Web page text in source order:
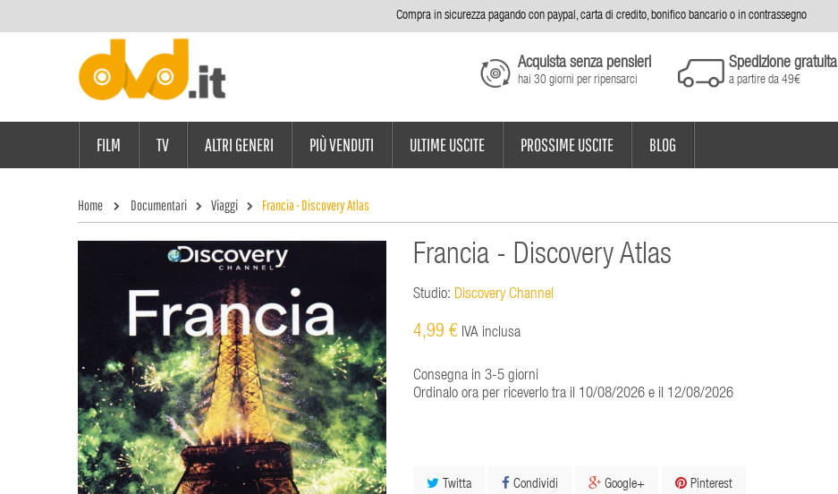
Compra in sicurezza pagando con paypal, carta di credito, bonifico bancario o in contrassegno
Acquista senza pensieri
hai 30 giorni per ripensarci
Spedizione gratuita
a partire da 49€
FILM TV ALTRI GENERI PIÙ VENDUTI ULTIME USCITE PROSSIME USCITE BLOG
Home Documentari Viaggi Francia - Discovery Atlas
Francia - Discovery Atlas
Studio: Discovery Channel
4,99 € IVA inclusa
Consegna in 3-5 giorni
Ordinalo ora per riceverlo tra il 10/08/2026 e il 12/08/2026
Twitta Condividi Google+ Pinterest